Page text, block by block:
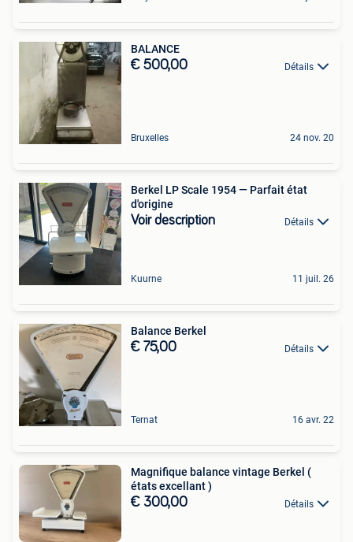
BALANCE
€ 500,00 Détails
Bruxelles 24 nov. 20
Berkel LP Scale 1954 — Parfait état
d'origine
Voir description Détails
Kuurne 11 juil. 26
Balance Berkel
€ 75,00 Détails
Ternat 16 avr. 22
Magnifique balance vintage Berkel (
états excellant )
€ 300,00 Détails